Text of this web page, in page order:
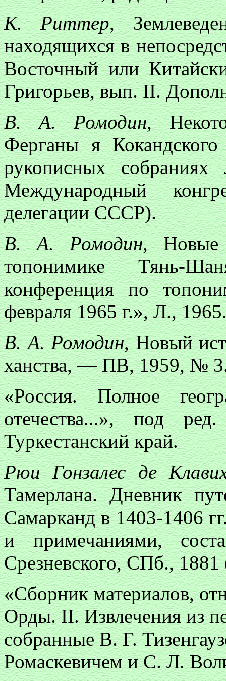
К. Риттер,
находящихся в
Восточный или
Григорьев, вып. II.
В. А. Ромодин,
Ферганы я
рукописных
Международный
делегации СССР).
В. А. Ромодин, Новые
топонимике Тянь-
конференция по
февраля 1965 г.», Л.,
В. А. Ромодин, Новый
ханства, — ПВ, 1959, №
«Россия. Полное
отечества...», под
Туркестанский край.
Рюи Гонзалес де
Тамерлана. Дневник
Самарканд в 1403-1406
и примечаниями,
Срезневского, СПб.,
«Сборник материалов,
Орды. II. Извлечения из
собранные В. Г.
Ромаскевичем и С. Л.